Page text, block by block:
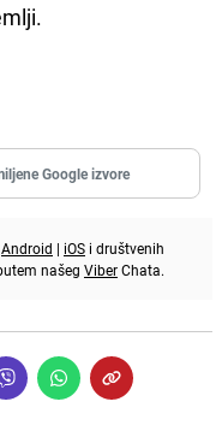
Google izvore
Android | iOS i društvenih
našeg ViberChata.